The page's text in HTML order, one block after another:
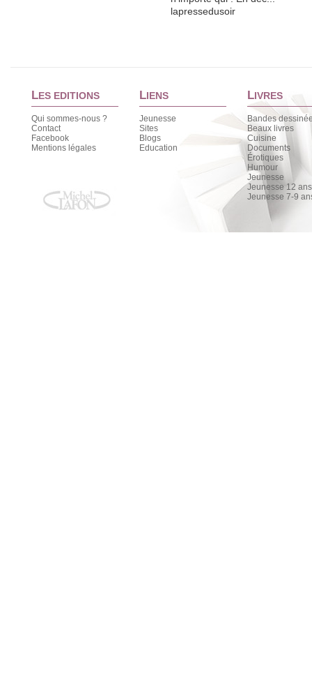
lapressedusoir
LES EDITIONS
Qui sommes-nous ?
Contact
Facebook
Mentions légales
LIENS
Jeunesse
Sites
Blogs
Education
LIVRES
Bandes
Beaux livres
Cuisine
Documents
Érotiques
Humour
Jeunesse
Jeunesse 12
Jeunesse 7-9